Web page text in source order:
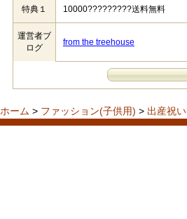
特典１ 10000?????????送料無料
運営者ブ
ログ
from the treehouse
ホーム > ファッション(子供用) > 出産祝い